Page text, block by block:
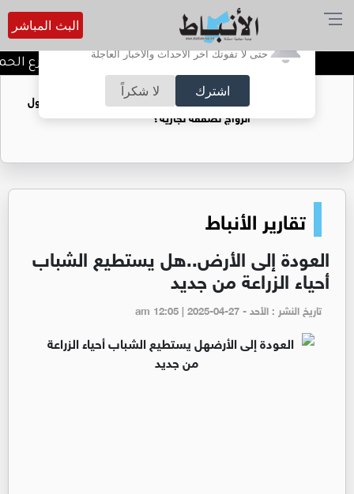
أترغب في تفعيل الإشعارات؟
حتى لا تفوتك آخر الأحداث والأخبار العاجلة
اشترك لا شكراً
البث المباشر
توقيف شبكات دعارة في شارع الحمرا
فتيات يستغللنه لتحقيق مكاسب مادية.. هل تحول
الزواج لصفقة تجارية؟
تقارير الأنباط
العودة إلى الأرض..هل يستطيع الشباب
أحياء الزراعة من جديد
تاريخ النشر : الأحد - am 12:05 | 2025-04-27